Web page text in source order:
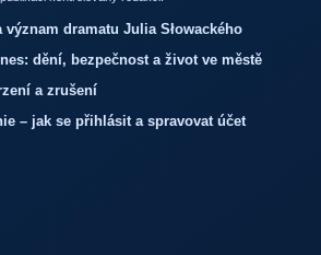
dramatu Julia Słowackého
dění, bezpečnost a život ve městě
a zrušení
– jak se přihlásit a spravovat účet